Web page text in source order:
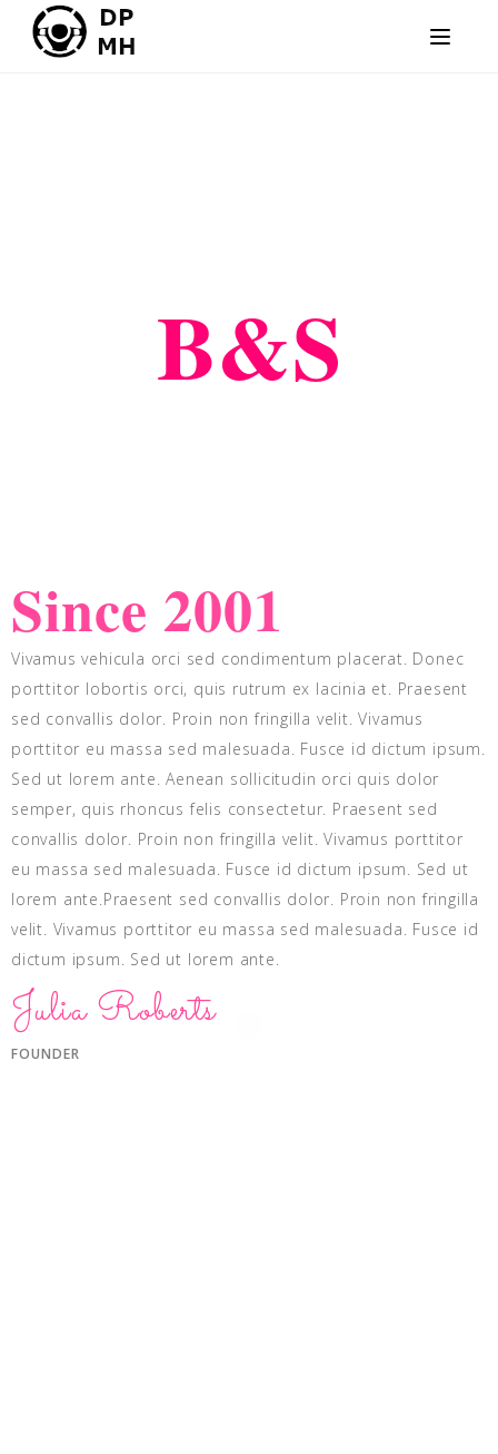
About
B&S
Since 2001
Vivamus vehicula orci sed condimentum placerat. Donec
porttitor lobortis orci, quis rutrum ex lacinia et. Praesent
sed convallis dolor. Proin non fringilla velit. Vivamus
porttitor eu massa sed malesuada. Fusce id dictum ipsum.
Sed ut lorem ante. Aenean sollicitudin orci quis dolor
semper, quis rhoncus felis consectetur. Praesent sed
convallis dolor. Proin non fringilla velit. Vivamus porttitor
eu massa sed malesuada. Fusce id dictum ipsum. Sed ut
lorem ante.Praesent sed convallis dolor. Proin non fringilla
velit. Vivamus porttitor eu massa sed malesuada. Fusce id
dictum ipsum. Sed ut lorem ante.
Julia Roberts
FOUNDER